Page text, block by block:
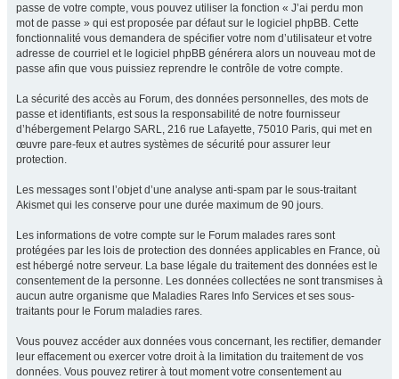
passe de votre compte, vous pouvez utiliser la fonction « J’ai perdu mon
mot de passe » qui est proposée par défaut sur le logiciel phpBB. Cette
fonctionnalité vous demandera de spécifier votre nom d’utilisateur et votre
adresse de courriel et le logiciel phpBB générera alors un nouveau mot de
passe afin que vous puissiez reprendre le contrôle de votre compte.
La sécurité des accès au Forum, des données personnelles, des mots de
passe et identifiants, est sous la responsabilité de notre fournisseur
d’hébergement Pelargo SARL, 216 rue Lafayette, 75010 Paris, qui met en
œuvre pare-feux et autres systèmes de sécurité pour assurer leur
protection.
Les messages sont l’objet d’une analyse anti-spam par le sous-traitant
Akismet qui les conserve pour une durée maximum de 90 jours.
Les informations de votre compte sur le Forum malades rares sont
protégées par les lois de protection des données applicables en France, où
est hébergé notre serveur. La base légale du traitement des données est le
consentement de la personne. Les données collectées ne sont transmises à
aucun autre organisme que Maladies Rares Info Services et ses sous-
traitants pour le Forum maladies rares.
Vous pouvez accéder aux données vous concernant, les rectifier, demander
leur effacement ou exercer votre droit à la limitation du traitement de vos
données. Vous pouvez retirer à tout moment votre consentement au